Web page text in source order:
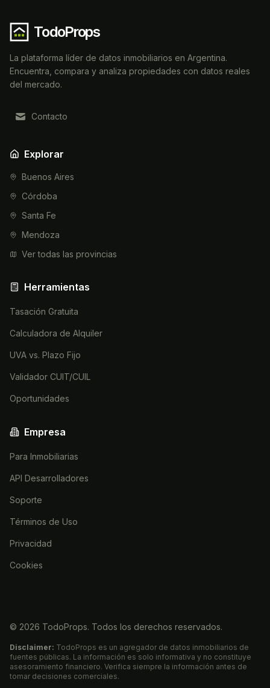
TodoProps
La plataforma líder de datos inmobiliarios en Argentina.
Encuentra, compara y analiza propiedades con datos reales
del mercado.
Contacto
Explorar
Buenos Aires
Córdoba
Santa Fe
Mendoza
Ver todas las provincias
Herramientas
Tasación Gratuita
Calculadora de Alquiler
UVA vs. Plazo Fijo
Validador CUIT/CUIL
Oportunidades
Empresa
Para Inmobiliarias
API Desarrolladores
Soporte
Términos de Uso
Privacidad
Cookies
© 2026 TodoProps. Todos los derechos reservados.
Disclaimer: TodoProps es un agregador de datos inmobiliarios de
fuentes públicas. La información es solo informativa y no constituye
asesoramiento financiero. Verifica siempre la información antes de
tomar decisiones comerciales.